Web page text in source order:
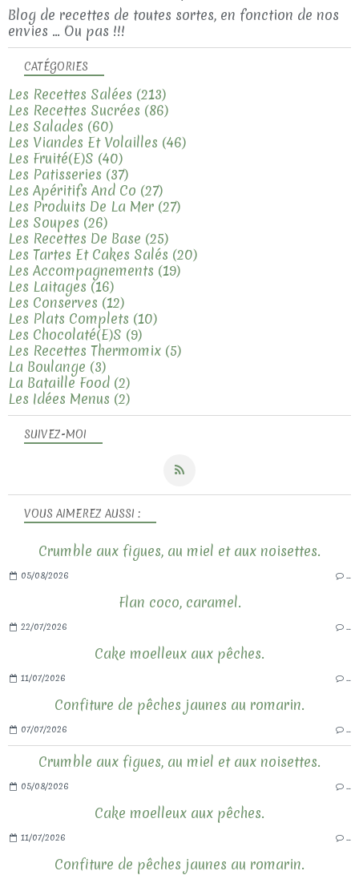
SUIVEZ-MOI
Blog de recettes de toutes sortes, en fonction de nos
envies ... Ou pas !!!
VOUS AIMEREZ AUSSI :
Crumble aux figues, au miel et aux noisettes.
05/08/2026
Flan coco, caramel.
22/07/2026
Cake moelleux aux pêches.
11/07/2026
Confiture de pêches jaunes au romarin.
07/07/2026
Crumble aux figues, au miel et aux noisettes.
05/08/2026
Cake moelleux aux pêches.
11/07/2026
Confiture de pêches jaunes au romarin.
CATÉGORIES
Les Recettes Salées (213)
Les Recettes Sucrées (86)
Les Salades (60)
Les Viandes Et Volailles (46)
Les Fruité(e)s (40)
Les Patisseries (37)
Les Apéritifs And Co (27)
Les Produits De La Mer (27)
Les Soupes (26)
Les Recettes De Base (25)
Les Tartes Et Cakes Salés (20)
Les Accompagnements (19)
Les Laitages (16)
Les Conserves (12)
Les Plats Complets (10)
Les Chocolaté(e)s (9)
Les Recettes Thermomix (5)
La Boulange (3)
La Bataille Food (2)
Les Idées Menus (2)